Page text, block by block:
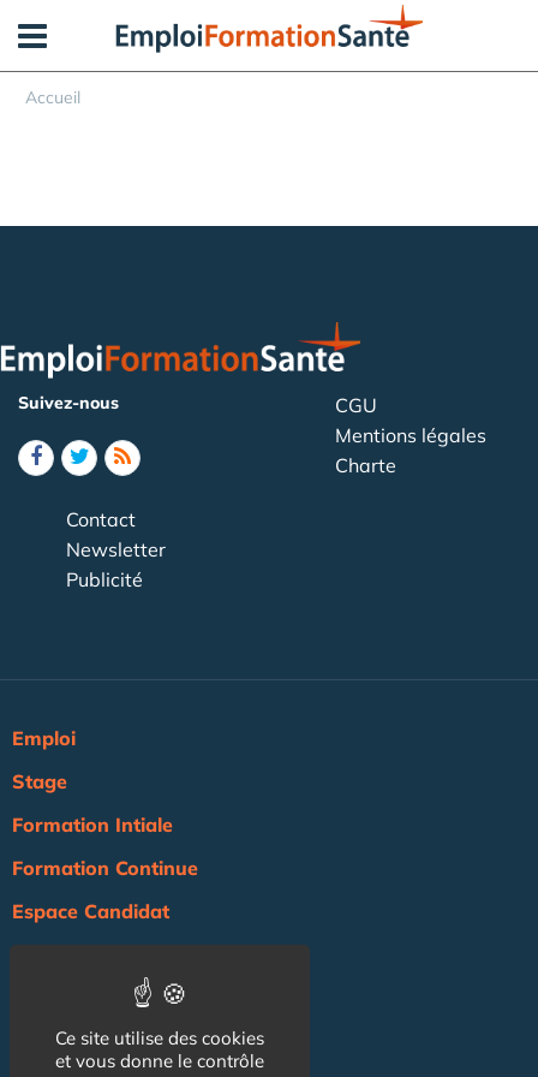
Accueil
Suivez-nous
CGU
Mentions légales
Charte
Contact
Newsletter
Publicité
Emploi
Stage
Formation Intiale
Formation Continue
Espace Candidat
AgendaCe site utilise des cookies
et vous donne le contrôle